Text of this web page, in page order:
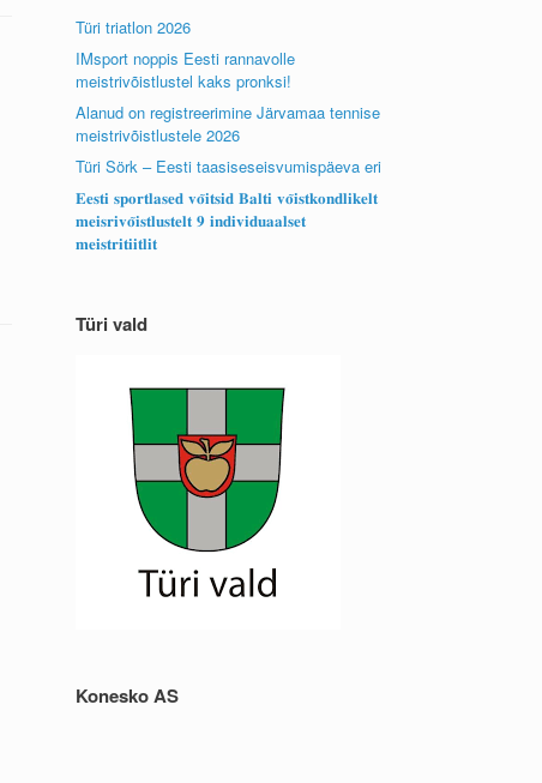
Türi triatlon 2026
IMsport noppis Eesti rannavolle
meistrivõistlustel kaks pronksi!
Alanud on registreerimine Järvamaa tennise
meistrivõistlustele 2026
Türi Sörk – Eesti taasiseseisvumispäeva eri
𝐄𝐞𝐬𝐭𝐢 𝐬𝐩𝐨𝐫𝐭𝐥𝐚𝐬𝐞𝐝 𝐯𝐨̃𝐢𝐭𝐬𝐢𝐝 𝐁𝐚𝐥𝐭𝐢 𝐯𝐨̃𝐢𝐬𝐭𝐤𝐨𝐧𝐝𝐥𝐢𝐤𝐞𝐥𝐭
𝐦𝐞𝐢𝐬𝐫𝐢𝐯𝐨̃𝐢𝐬𝐭𝐥𝐮𝐬𝐭𝐞𝐥𝐭 𝟗 𝐢𝐧𝐝𝐢𝐯𝐢𝐝𝐮𝐚𝐚𝐥𝐬𝐞𝐭
𝐦𝐞𝐢𝐬𝐭𝐫𝐢𝐭𝐢𝐢𝐭𝐥𝐢𝐭
Türi vald
Konesko AS